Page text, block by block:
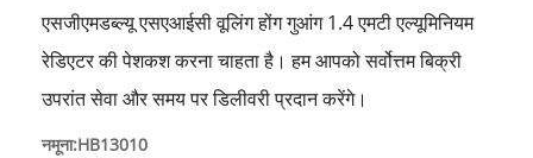
एसजीएमडब्ल्यू एसएआईसी वूलिंग होंग गुआंग 1.4 एमटी एल्यूमिनियम
रेडिएटर की पेशकश करना चाहता है। हम आपको सर्वोत्तम बिक्री
उपरांत सेवा और समय पर डिलीवरी प्रदान करेंगे।
नमूना:HB13010